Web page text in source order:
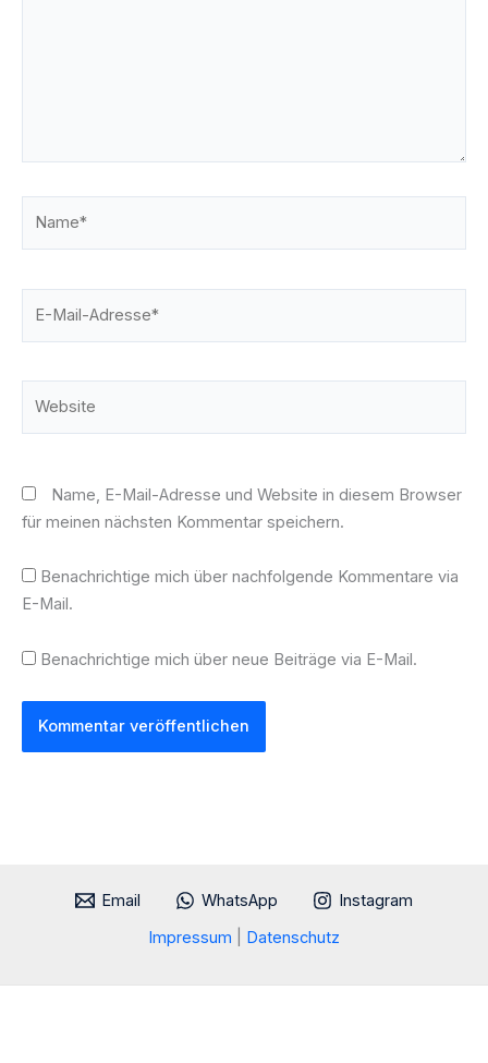
Name, E-Mail-Adresse und Website in diesem Browser
für meinen nächsten Kommentar speichern.
Benachrichtige mich über nachfolgende Kommentare via
E-Mail.
Benachrichtige mich über neue Beiträge via E-Mail.
Email WhatsApp
Instagram
Impressum
Datenschutz